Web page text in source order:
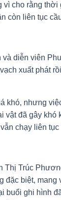
vì cho rằng
còn liên tục
và diễn viên
xuất phát
khó, nhưng
vật đã gây
chạy liên
Thị Trúc
đặc biệt,
buổi ghi hình